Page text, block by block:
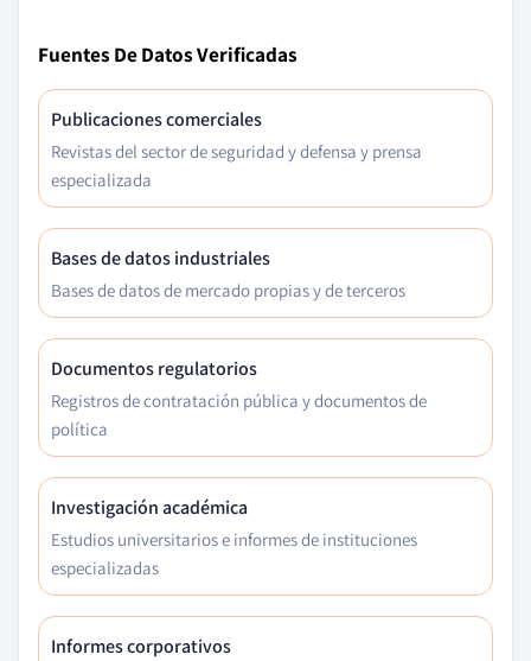
Fuentes De Datos Verificadas
Publicaciones comerciales
Revistas del sector de seguridad y defensa y prensa
especializada
Bases de datos industriales
Bases de datos de mercado propias y de terceros
Documentos regulatorios
Registros de contratación pública y documentos de
política
Investigación académica
Estudios universitarios e informes de instituciones
especializadas
Informes corporativos